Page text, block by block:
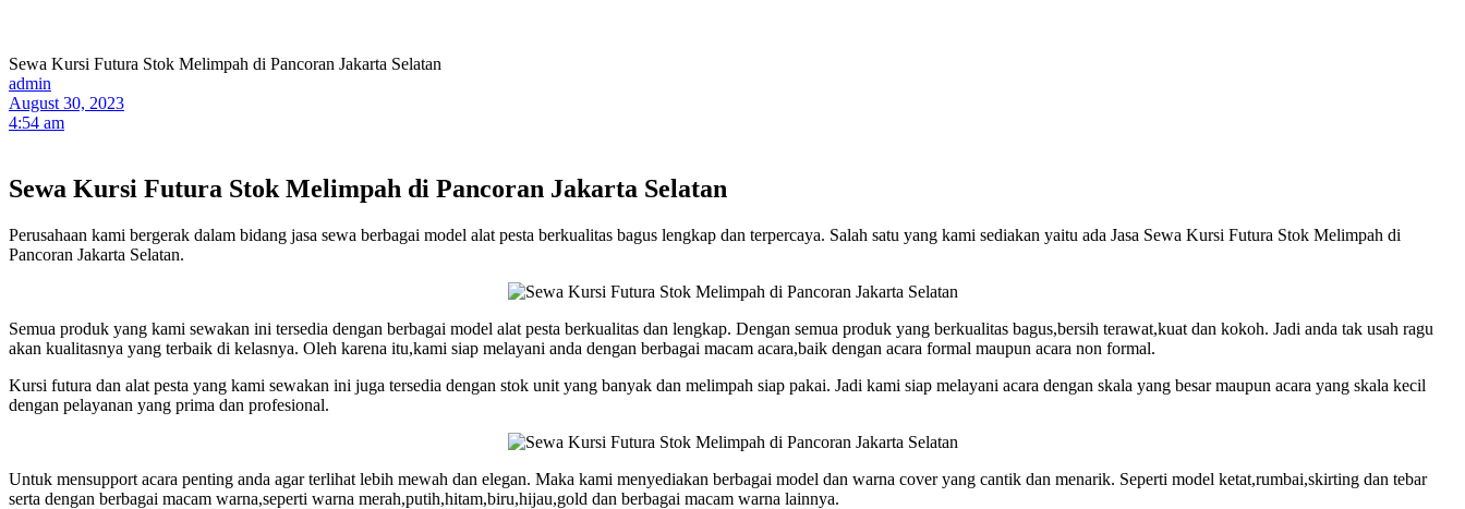
Sewa Kursi Futura Stok Melimpah di Pancoran Jakarta Selatan
admin
August 30, 2023
4:54 am
Sewa Kursi Futura Stok Melimpah di Pancoran Jakarta Selatan
Perusahaan kami bergerak dalam bidang jasa sewa berbagai model alat pesta berkualitas bagus lengkap dan terpercaya. Salah satu yang kami sediakan yaitu ada Jasa Sewa Kursi Futura Stok Melimpah di
Pancoran Jakarta Selatan.
Semua produk yang kami sewakan ini tersedia dengan berbagai model alat pesta berkualitas dan lengkap. Dengan semua produk yang berkualitas bagus,bersih terawat,kuat dan kokoh. Jadi anda tak usah ragu
akan kualitasnya yang terbaik di kelasnya. Oleh karena itu,kami siap melayani anda dengan berbagai macam acara,baik dengan acara formal maupun acara non formal.
Kursi futura dan alat pesta yang kami sewakan ini juga tersedia dengan stok unit yang banyak dan melimpah siap pakai. Jadi kami siap melayani acara dengan skala yang besar maupun acara yang skala kecil
dengan pelayanan yang prima dan profesional.
Untuk mensupport acara penting anda agar terlihat lebih mewah dan elegan. Maka kami menyediakan berbagai model dan warna cover yang cantik dan menarik. Seperti model ketat,rumbai,skirting dan tebar
serta dengan berbagai macam warna,seperti warna merah,putih,hitam,biru,hijau,gold dan berbagai macam warna lainnya.